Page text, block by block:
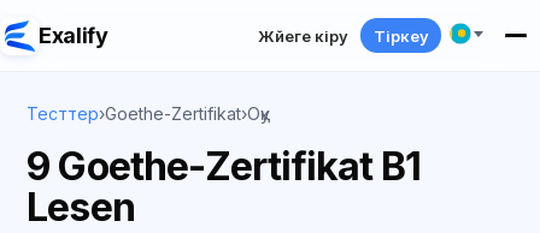
Exalify Жүйеге кіру Тіркеу
Тесттер›Goethe-Zertifikat›Оқу
9 Goethe-Zertifikat B1
Lesen